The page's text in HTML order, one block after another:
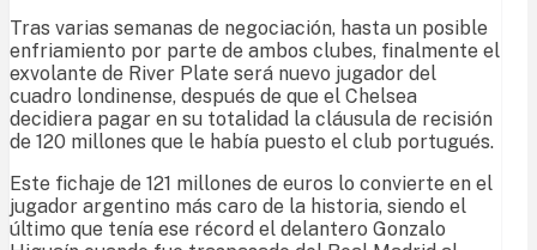
Tras varias semanas de negociación, hasta un posible
enfriamiento por parte de ambos clubes, finalmente el
exvolante de River Plate será nuevo jugador del
cuadro londinense, después de que el Chelsea
decidiera pagar en su totalidad la cláusula de recisión
de 120 millones que le había puesto el club portugués.
Este fichaje de 121 millones de euros lo convierte en el
jugador argentino más caro de la historia, siendo el
último que tenía ese récord el delantero Gonzalo